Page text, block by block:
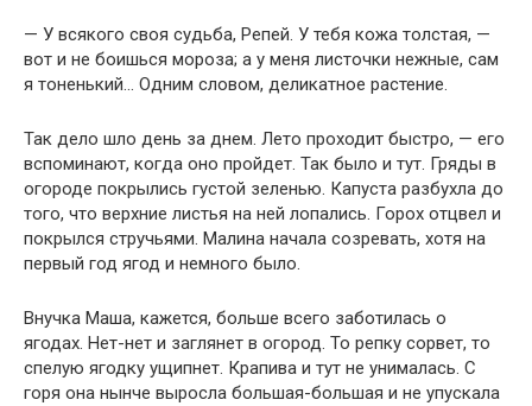
— У всякого своя судьба, Репей. У тебя кожа толстая, —
вот и не боишься мороза; а у меня листочки нежные, сам
я тоненький… Одним словом, деликатное растение.
Так дело шло день за днем. Лето проходит быстро, — его
вспоминают, когда оно пройдет. Так было и тут. Гряды в
огороде покрылись густой зеленью. Капуста разбухла до
того, что верхние листья на ней лопались. Горох отцвел и
покрылся стручьями. Малина начала созревать, хотя на
первый год ягод и немного было.
Внучка Маша, кажется, больше всего заботилась о
ягодах. Нет-нет и заглянет в огород. То репку сорвет, то
спелую ягодку ущипнет. Крапива и тут не унималась. С
горя она нынче выросла большая-большая и не упускала